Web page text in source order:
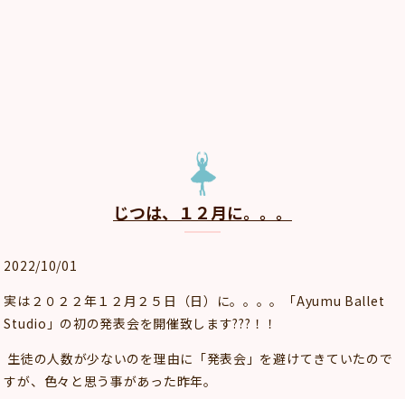
じつは、１２月に。。。
2022/10/01
実は２０２２年１２月２５日（日）に。。。。「Ayumu Ballet
Studio」の初の発表会を開催致します???！！
生徒の人数が少ないのを理由に「発表会」を避けてきていたので
すが、色々と思う事があった昨年。